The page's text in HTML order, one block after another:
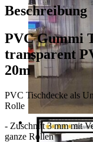
Beschreibung
PVC Gummi
transparent
20m
PVC Tischdecke als
Rolle
- Zuschnitt 3 mm mit
ganze Rollen